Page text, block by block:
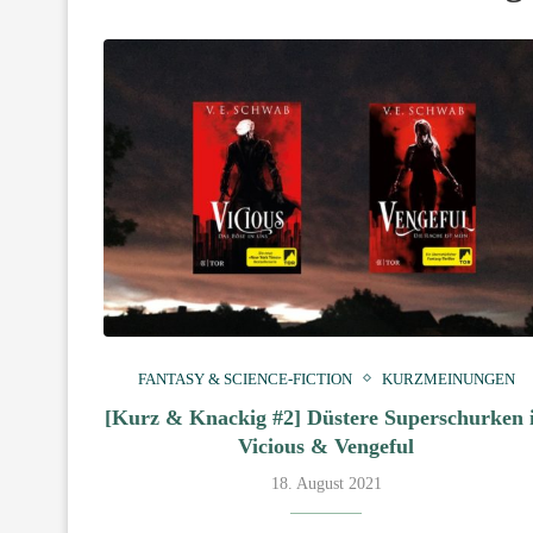
FANTASY & SCIENCE-FICTION KURZMEINUNGEN
[Kurz & Knackig #2] Düstere Superschurken
Vicious & Vengeful
18. August 2021